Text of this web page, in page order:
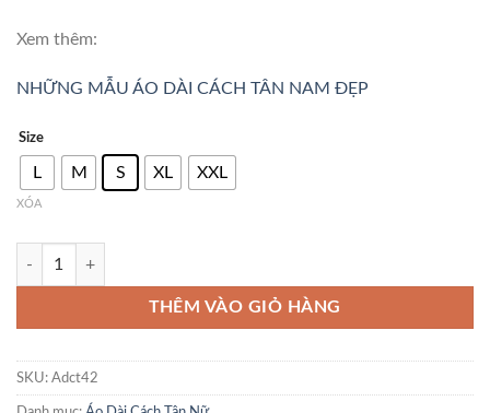
Xem thêm:
NHỮNG MẪU ÁO DÀI CÁCH TÂN NAM ĐẸP
Size
L M S XL XXL
XÓA
Áo dài cách tân nữ số lượng
THÊM VÀO GIỎ HÀNG
SKU: Adct42